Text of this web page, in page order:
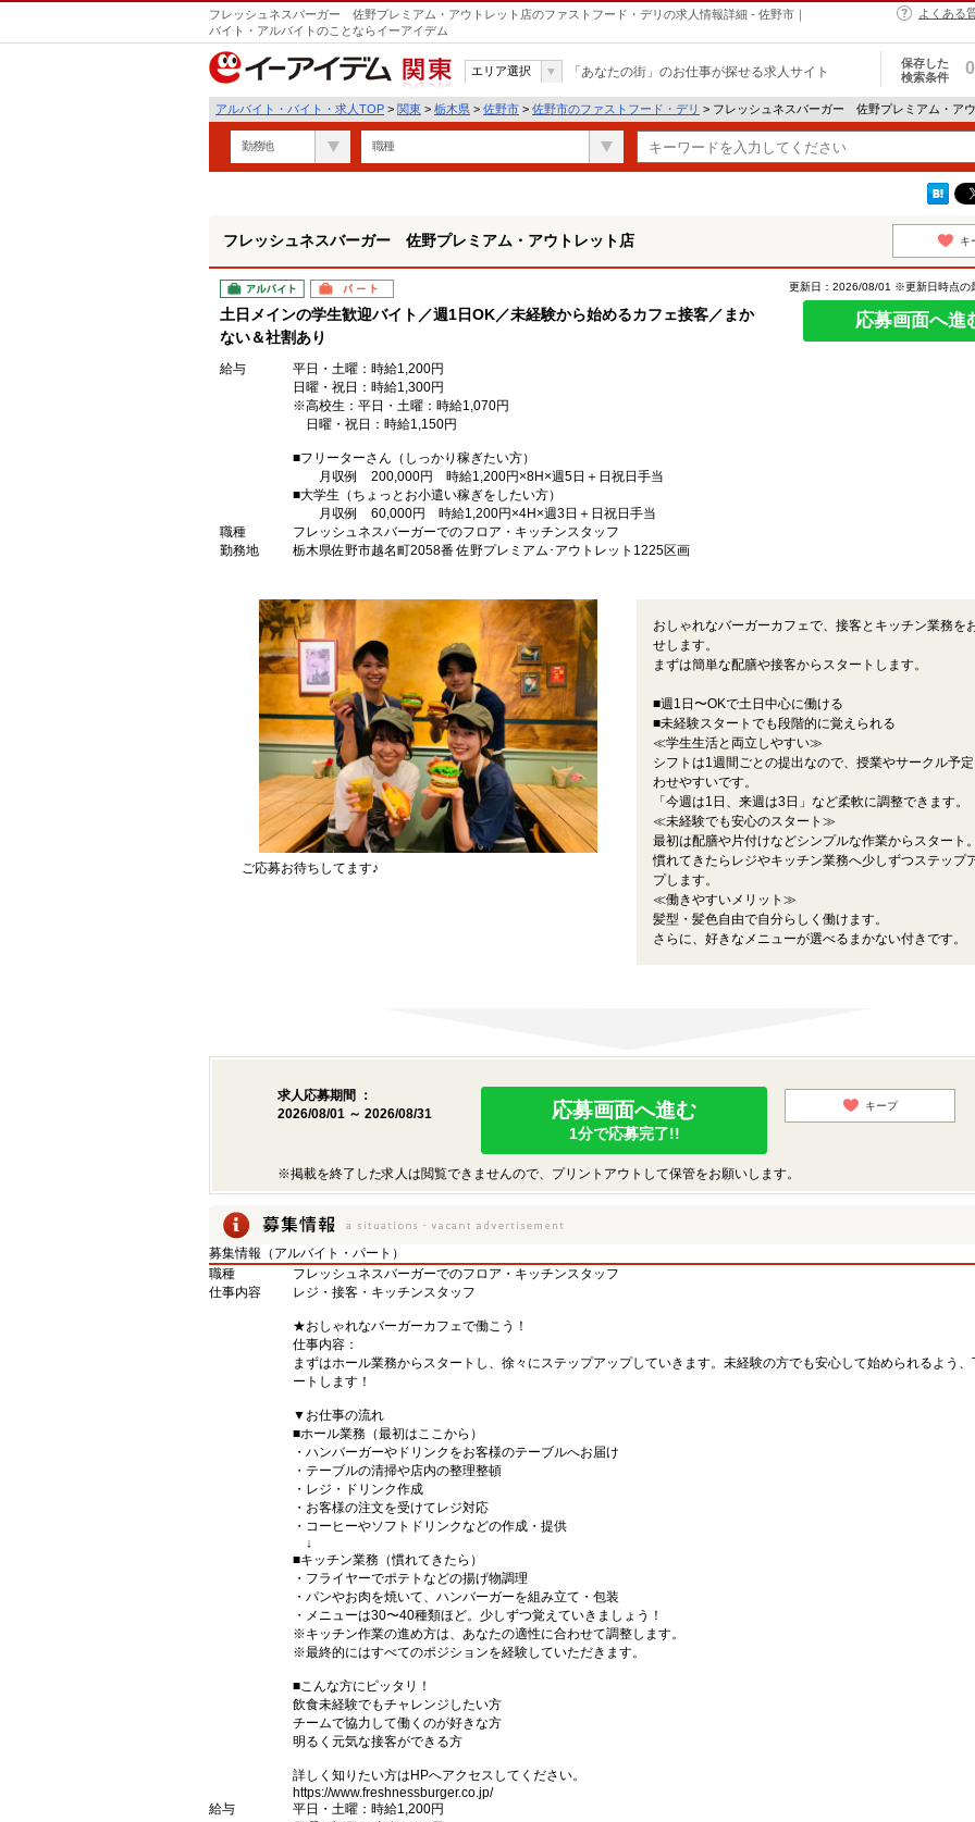
フレッシュネスバーガー 佐野プレミアム・アウトレット店のファストフード・デリの求人情報詳細 - 佐野市｜
バイト・アルバイトのことならイーアイデム
よくある
関東
エリア選択 「あなたの街」のお仕事が探せる求人サイト
保存した
検索条件
0
アルバイト・バイト・求人TOP > 関東 > 栃木県 > 佐野市 > 佐野市のファストフード・デリ > フレッシュネスバーガー 佐野プレミアム・ア
勤務地 職種
フレッシュネスバーガー 佐野プレミアム・アウトレット店 キ
アルバイト パート
土日メインの学生歓迎バイト／週1日OK／未経験から始めるカフェ接客／まか
ない＆社割あり
更新日：2026/08/01 ※更新日時点の
応募画面へ進
給与
平日・土曜：時給1,200円
日曜・祝日：時給1,300円
※高校生：平日・土曜：時給1,070円
日曜・祝日：時給1,150円
■フリーターさん（しっかり稼ぎたい方）
月収例 200,000円 時給1,200円×8H×週5日＋日祝日手当
■大学生（ちょっとお小遣い稼ぎをしたい方）
月収例 60,000円 時給1,200円×4H×週3日＋日祝日手当
職種
フレッシュネスバーガーでのフロア・キッチンスタッフ
勤務地
栃木県佐野市越名町2058番 佐野プレミアム･アウトレット1225区画
ご応募お待ちしてます♪
おしゃれなバーガーカフェで、接客とキッチン業務を
せします。
まずは簡単な配膳や接客からスタートします。
■週1日〜OKで土日中心に働ける
■未経験スタートでも段階的に覚えられる
≪学生生活と両立しやすい≫
シフトは1週間ごとの提出なので、授業やサークル予
わせやすいです。
「今週は1日、来週は3日」など柔軟に調整できます。
≪未経験でも安心のスタート≫
最初は配膳や片付けなどシンプルな作業からスタート。
慣れてきたらレジやキッチン業務へ少しずつステップ
プします。
≪働きやすいメリット≫
髪型・髪色自由で自分らしく働けます。
さらに、好きなメニューが選べるまかない付きです。
求人応募期間 ：
2026/08/01 ～ 2026/08/31
応募画面へ進む
1分で応募完了!!
キープ
※掲載を終了した求人は閲覧できませんので、プリントアウトして保管をお願いします。
募集情報（アルバイト・パート）
職種
フレッシュネスバーガーでのフロア・キッチンスタッフ
仕事内容
レジ・接客・キッチンスタッフ
★おしゃれなバーガーカフェで働こう！
仕事内容：
まずはホール業務からスタートし、徐々にステップアップしていきます。未経験の方でも安心して始められるよう
ートします！
▼お仕事の流れ
■ホール業務（最初はここから）
・ハンバーガーやドリンクをお客様のテーブルへお届け
・テーブルの清掃や店内の整理整頓
・レジ・ドリンク作成
・お客様の注文を受けてレジ対応
・コーヒーやソフトドリンクなどの作成・提供
↓
■キッチン業務（慣れてきたら）
・フライヤーでポテトなどの揚げ物調理
・パンやお肉を焼いて、ハンバーガーを組み立て・包装
・メニューは30〜40種類ほど。少しずつ覚えていきましょう！
※キッチン作業の進め方は、あなたの適性に合わせて調整します。
※最終的にはすべてのポジションを経験していただきます。
■こんな方にピッタリ！
飲食未経験でもチャレンジしたい方
チームで協力して働くのが好きな方
明るく元気な接客ができる方
詳しく知りたい方はHPへアクセスしてください。
https://www.freshnessburger.co.jp/
給与
平日・土曜：時給1,200円